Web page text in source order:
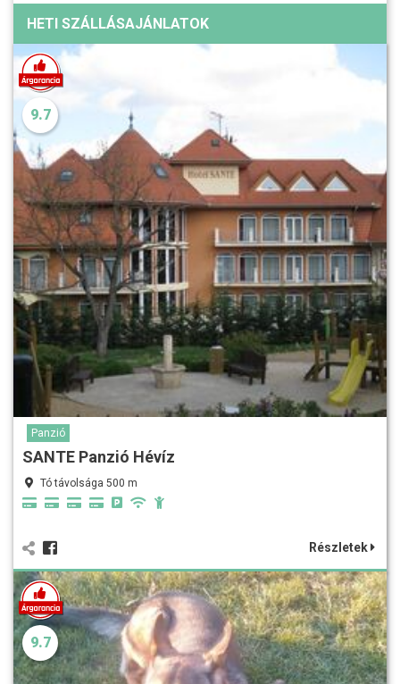
HETI SZÁLLÁSAJÁNLATOK
9.7
Panzió
SANTE Panzió Hévíz
Tó távolsága 500 m
Részletek
9.7